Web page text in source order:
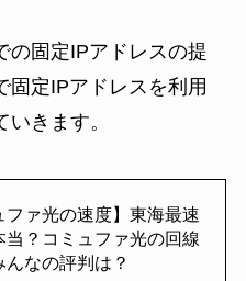
の固定IPアドレスの提
固定IPアドレスを利用
きます。
ファ光の速度】東海最速
当？コミュファ光の回線
んなの評判は？